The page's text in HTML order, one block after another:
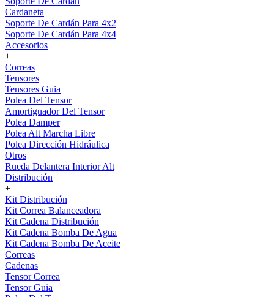
Cardaneta
Soporte De Cardán Para 4x2
Soporte De Cardán Para 4x4
Accesorios
+
Correas
Tensores
Tensores Guia
Polea Del Tensor
Amortiguador Del Tensor
Polea Damper
Polea Alt Marcha Libre
Polea Dirección Hidráulica
Otros
Rueda Delantera Interior Alt
Distribución
+
Kit Distribución
Kit Correa Balanceadora
Kit Cadena Distribución
Kit Cadena Bomba De Agua
Kit Cadena Bomba De Aceite
Correas
Cadenas
Tensor Correa
Tensor Guia